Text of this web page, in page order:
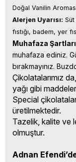
Doğal Vanilin
Alerjen Uyarısı:
fıstığı, badem, yer
Muhafaza
muhafaza ediniz.
bırakmayınız.
Çikolatalarımız
yağı gibi
Special
üretilmektedir.
Tazelik, kalite ve
olmuştur.
Adnan